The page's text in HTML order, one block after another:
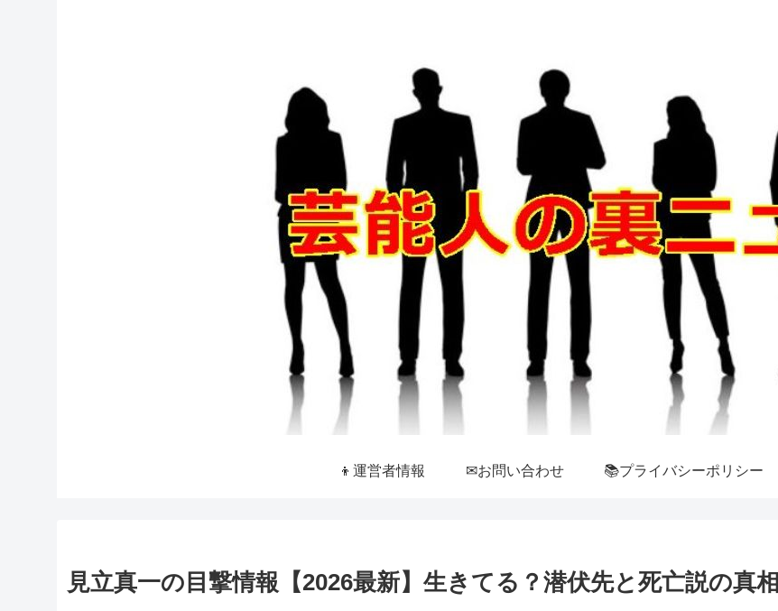
👦運営者情報 ✉お問い合わせ 📚プライバシーポリシー
見立真一の目撃情報【2026最新】生きてる？潜伏先と死亡説の真相